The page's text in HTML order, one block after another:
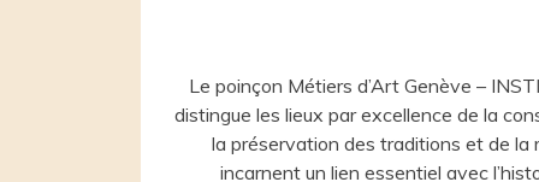
Le poinçon Métiers d’Art Genève –
distingue les lieux par excellence de la
la préservation des traditions et de la
incarnent un lien essentiel avec